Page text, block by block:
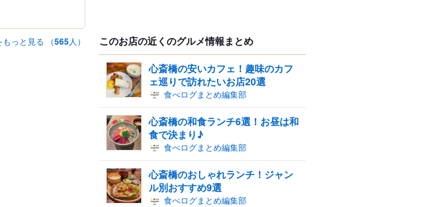
もっと見る （565人）
このお店の近くのグルメ情報まとめ
心斎橋の安いカフェ！趣味のカフ
ェ巡りで訪れたいお店20選
食べログまとめ編集部
心斎橋の和食ランチ6選！お昼は和
食で決まり♪
食べログまとめ編集部
心斎橋のおしゃれランチ！ジャン
ル別おすすめ9選
食べログまとめ編集部